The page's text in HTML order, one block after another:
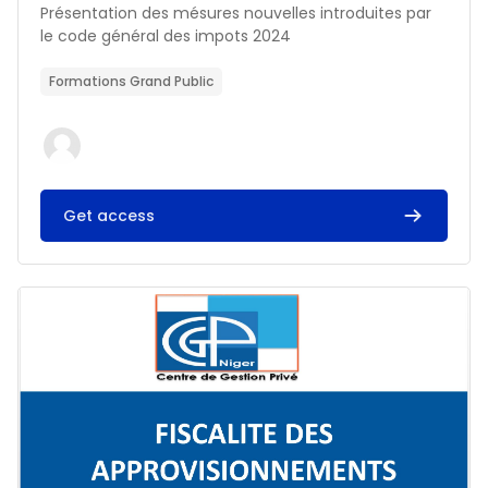
Résumé du cours :
Présentation des mésures nouvelles introduites par
le code général des impots 2024
Formations Grand Public
Get access
Image du cours FISCALITE DES APPROVISIONNEMENTS